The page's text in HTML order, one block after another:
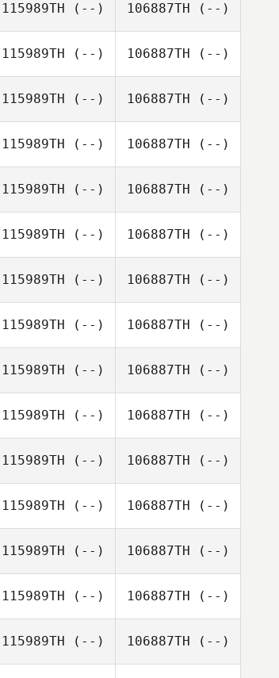
115989TH (--) 106887TH (--)
115989TH (--) 106887TH (--)
115989TH (--) 106887TH (--)
115989TH (--) 106887TH (--)
115989TH (--) 106887TH (--)
115989TH (--) 106887TH (--)
115989TH (--) 106887TH (--)
115989TH (--) 106887TH (--)
115989TH (--) 106887TH (--)
115989TH (--) 106887TH (--)
115989TH (--) 106887TH (--)
115989TH (--) 106887TH (--)
115989TH (--) 106887TH (--)
115989TH (--) 106887TH (--)
115989TH (--) 106887TH (--)